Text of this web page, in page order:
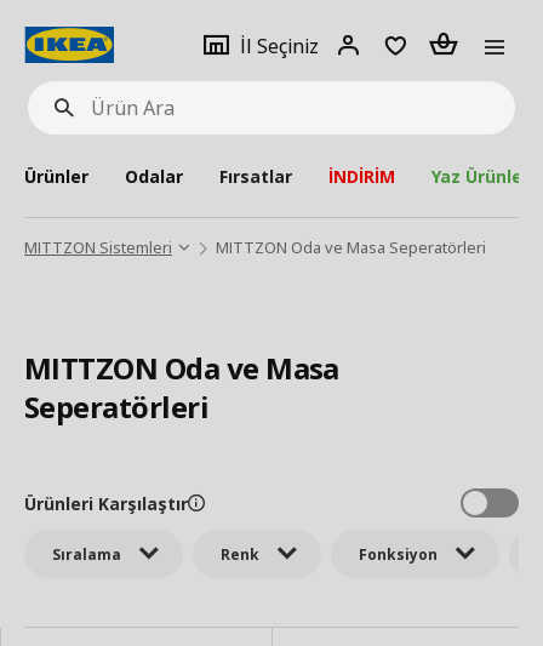
Ürün
Ara
İl Seçiniz
Giriş
Adet
Ürünler Odalar Fırsatlar İNDİRİM Yaz Ürünleri
MITTZON Sistemleri MITTZON Oda ve Masa Seperatörleri
MITTZON Oda ve Masa
Seperatörleri
Sıralama Renk Fonksiyon
Ürünleri Karşılaştır